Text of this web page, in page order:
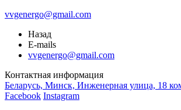
vvgenergo@gmail.com
Назад
E-mails
vvgenergo@gmail.com
Контактная информация
Беларусь, Минск, Инженерная улица, 18
Facebook Instagram